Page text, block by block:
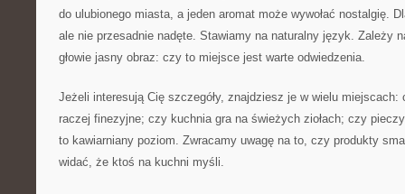
do ulubionego miasta, a jeden aromat może wywołać nostalgię.
ale nie przesadnie nadęte. Stawiamy na naturalny język. Zależy
głowie jasny obraz: czy to miejsce jest warte odwiedzenia.
Jeżeli interesują Cię szczegóły, znajdziesz je w wielu
raczej finezyjne; czy kuchnia gra na świeżych ziołach; czy
to kawiarniany poziom. Zwracamy uwagę na to, czy produkty
widać, że ktoś na kuchni myśli.